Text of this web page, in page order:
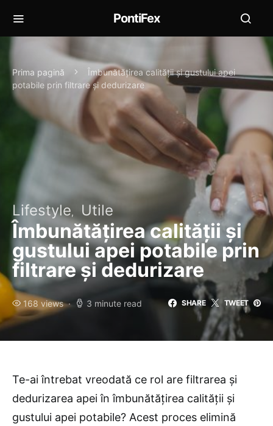
PontiFex
Prima pagină
Îmbunătățirea calității și gustului apei
potabile prin filtrare și dedurizare
Lifestyle Utile
Îmbunătățirea calității și
gustului apei potabile prin
filtrare și dedurizare
168 views 3 minute read SHARE TWEET
Te-ai întrebat vreodată ce rol are filtrarea și
dedurizarea apei în îmbunătățirea calității și
gustului apei potabile? Acest proces elimină